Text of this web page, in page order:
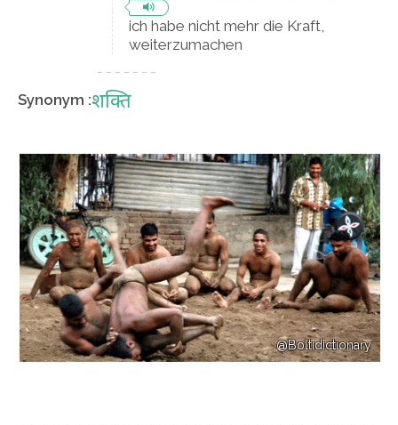
ich habe nicht mehr die Kraft,
weiterzumachen
Synonym :शक्ति
@Boltidictionary